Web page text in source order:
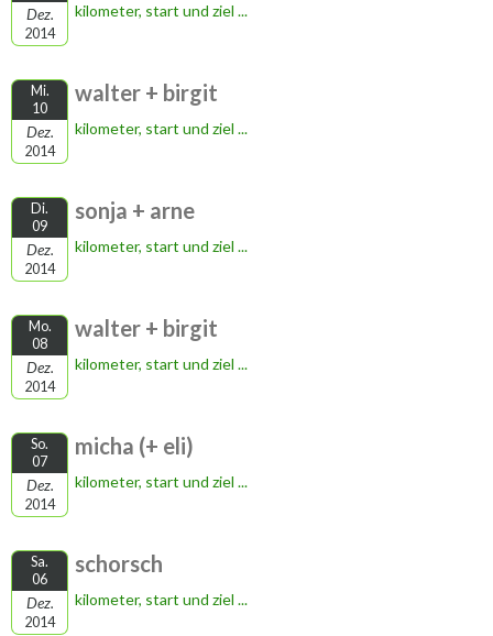
Dez.
2014
kilometer, start und ziel ...
Mi.
10
Dez.
2014
walter + birgit
kilometer, start und ziel ...
Di.
09
Dez.
2014
sonja + arne
kilometer, start und ziel ...
Mo.
08
Dez.
2014
walter + birgit
kilometer, start und ziel ...
So.
07
Dez.
2014
micha (+ eli)
kilometer, start und ziel ...
Sa.
06
Dez.
2014
schorsch
kilometer, start und ziel ...